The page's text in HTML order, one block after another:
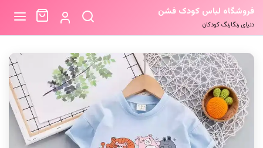
فروشگاه لباس کودک فشن
دنیای رنگارنگ کودکان